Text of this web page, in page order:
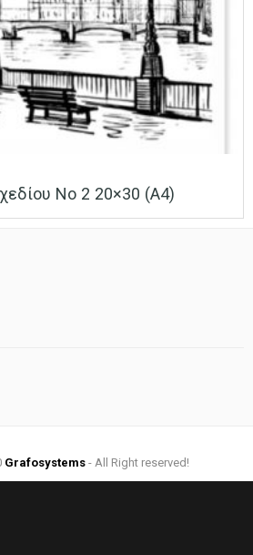
Νο 2 20×30 (Α4)
Grafosystems- All Right reserved!